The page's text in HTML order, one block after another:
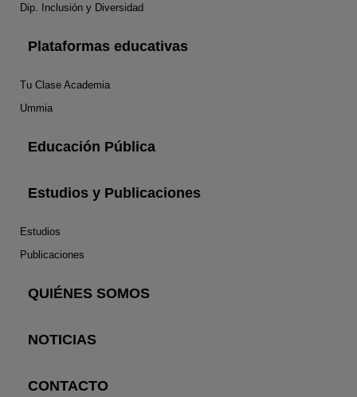
Dip. Inclusión y Diversidad
Plataformas educativas
Tu Clase Academia
Ummia
Educación Pública
Estudios y Publicaciones
Estudios
Publicaciones
QUIÉNES SOMOS
NOTICIAS
CONTACTO